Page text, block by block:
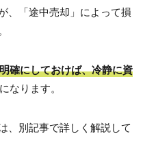
、「途中売却」によって損
確にしておけば、冷静に資
なります。
、別記事で詳しく解説して